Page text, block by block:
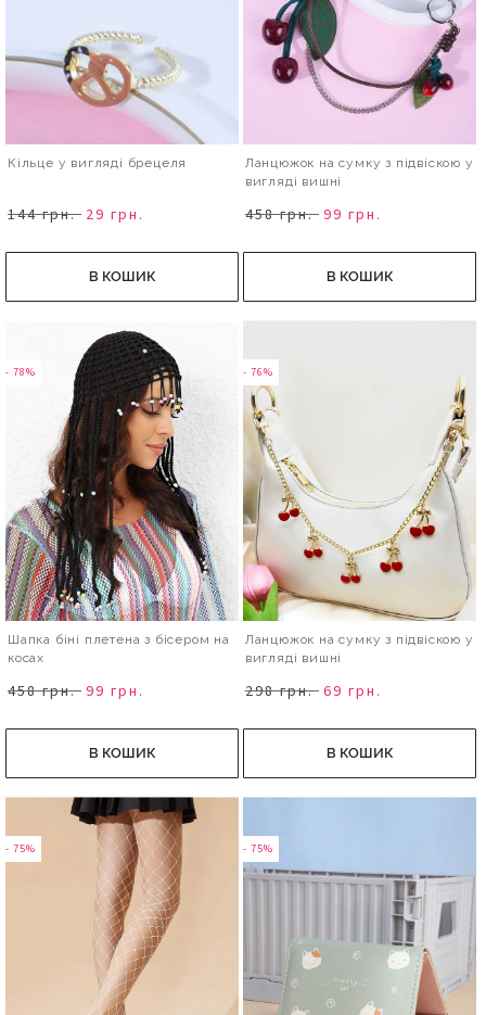
Кільце у вигляді брецеля
144 грн. 29 грн.
В КОШИК
Ланцюжок на сумку з підвіскою у
вигляді вишні
458 грн. 99 грн.
В КОШИК
- 78%
Шапка біні плетена з бісером на
косах
458 грн. 99 грн.
В КОШИК
- 76%
Ланцюжок на сумку з підвіскою у
вигляді вишні
298 грн. 69 грн.
В КОШИК
- 75% - 75%